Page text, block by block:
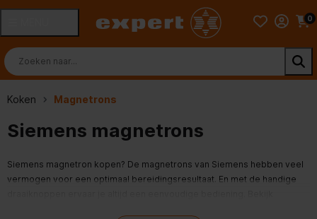
0
Koken Magnetrons
Siemens magnetrons
Siemens magnetron kopen? De magnetrons van Siemens hebben veel
vermogen voor een optimaal bereidingsresultaat. En met de handige